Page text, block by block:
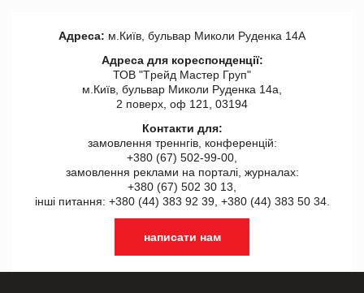
Адреса: м.Київ, бульвар Миколи Руденка 14А
Адреса для кореспонденції:
ТОВ "Tрейд Мастер Груп"
м.Київ, бульвар Миколи Руденка 14а,
2 поверх, оф 121, 03194
Контакти для:
замовлення треннгів, конференцій:
+380 (67) 502-99-00,
замовлення реклами на порталі, журналах:
+380 (67) 502 30 13,
інші питання: +380 (44) 383 92 39, +380 (44) 383 50 34.
написати нам